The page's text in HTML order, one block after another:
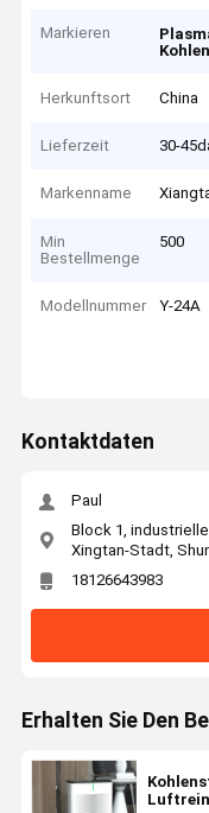
Markieren
Herkunftsort China
Lieferzeit 30-
Markenname
Min
Bestellmenge
500
Modellnummer Y-24A
Kontaktdaten
Paul
Block 1,
Xingtan-Stadt,
18126643983
Erhalten Sie Den